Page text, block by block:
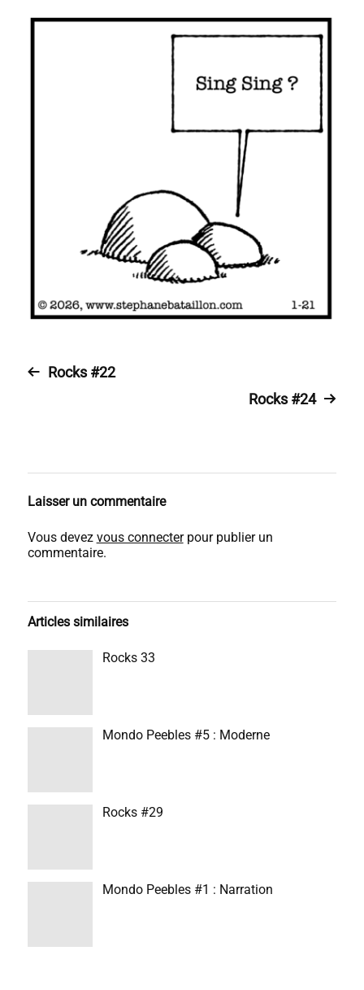
Rocks #22
Rocks #24
Laisser un commentaire
Vous devez vous connecterpour publier un
commentaire.
Articles similaires
Rocks 33
Mondo Peebles #5 : Moderne
Rocks #29
Mondo Peebles #1 : Narration